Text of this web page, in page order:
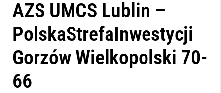
AZS UMCS Lublin –
PolskaStrefaInwestycji
Gorzów Wielkopolski 70-
66